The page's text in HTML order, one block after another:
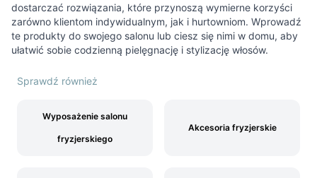
dostarczać rozwiązania, które przynoszą wymierne korzyści
zarówno klientom indywidualnym, jak i hurtowniom. Wprowadź
te produkty do swojego salonu lub ciesz się nimi w domu, aby
ułatwić sobie codzienną pielęgnację i stylizację włosów.
Sprawdź również
Wyposażenie salonu
fryzjerskiego
Akcesoria fryzjerskie